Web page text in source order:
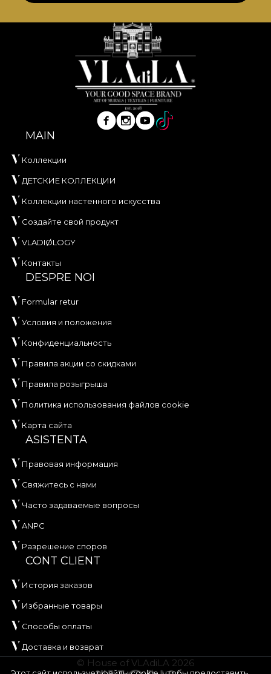
MAIN
Коллекции
ДЕТСКИЕ КОЛЛЕКЦИИ
Коллекции настенного искусства
Создайте свой продукт
VLADIØLOGY
Контакты
DESPRE NOI
Formular retur
Условия и положения
Конфиденциальность
Правила акции со скидками
Правила розыгрыша
Политика использования файлов cookie
Карта сайта
ASISTENTA
Правовая информация
Свяжитесь с нами
Часто задаваемые вопросы
ANPC
Разрешение споров
CONT CLIENT
История заказов
Избранные товары
Способы оплаты
Доставка и возврат
© House of VLAdiLA 2026